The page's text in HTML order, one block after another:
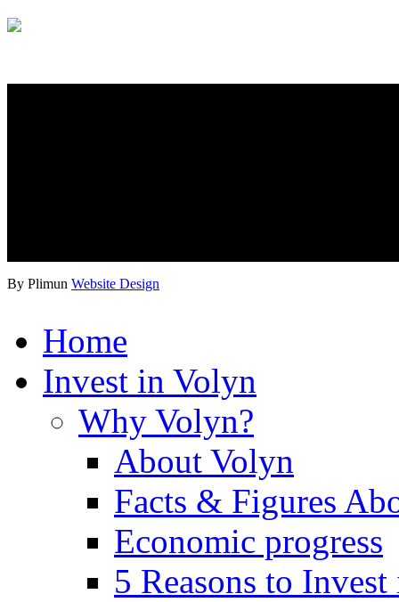
By Plimun Website Design
Home
Invest in Volyn
Why Volyn?
About Volyn
Facts & Figures
Economic progress
5 Reasons to